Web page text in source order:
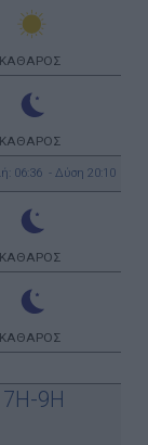
ΚΑΘΑΡΟΣ
ΚΑΘΑΡΟΣ
06:36 - Δύση 20:10
ΚΑΘΑΡΟΣ
ΚΑΘΑΡΟΣ
9Η